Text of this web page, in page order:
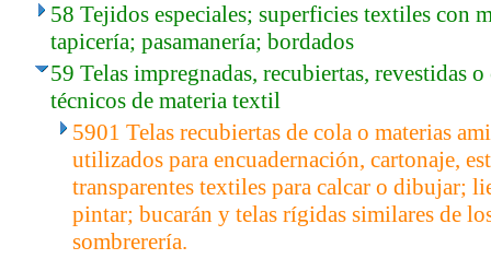
58 Tejidos especiales; superficies textiles con
tapicería; pasamanería; bordados
59 Telas impregnadas, recubiertas, revestidas
técnicos de materia textil
5901 Telas recubiertas de cola o materias
utilizados para encuadernación, cartonaje,
transparentes textiles para calcar o dibujar;
pintar; bucarán y telas rígidas similares de
sombrerería.